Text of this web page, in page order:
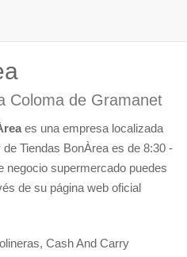
Coloma de Gramanet
es una empresa localizada
Tiendas BonÀrea es de 8:30 -
negocio supermercado puedes
de su página web oficial
Cash And Carry